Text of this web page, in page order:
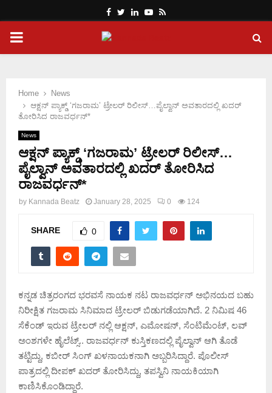
Facebook
Twitter
LinkedinYoutube
Rss
PRIMARY
Home
News
ಆಕ್ಷನ್ ಪ್ಯಾಕ್ಡ್ ‘ಗಜರಾಮ’ ಟ್ರೇಲರ್ ರಿಲೀಸ್…ಪೈಲ್ವಾನ್ ಅವತಾರದಲ್ಲಿ ಖದರ್
ತೋರಿಸಿದ ರಾಜವರ್ಧನ್*
News
ಆಕ್ಷನ್ ಪ್ಯಾಕ್ಡ್ ‘ಗಜರಾಮ’ ಟ್ರೇಲರ್ ರಿಲೀಸ್…
ಪೈಲ್ವಾನ್ ಅವತಾರದಲ್ಲಿ ಖದರ್ ತೋರಿಸಿದ
ರಾಜವರ್ಧನ್*
by Kannada Beatz January 28, 2025 0 124
SHARE 0
ಕನ್ನಡ ಚಿತ್ರರಂಗದ ಭರವಸೆ ನಾಯಕ ನಟ ರಾಜವರ್ಧನ್ ಅಭಿನಯದ ಬಹು
ನಿರೀಕ್ಷಿತ ಗಜರಾಮ ಸಿನಿಮಾದ ಟ್ರೇಲರ್ ಬಿಡುಗಡೆಯಾಗಿದೆ. 2 ನಿಮಿಷ 46
ಸೆಕೆಂಡ್ ಇರುವ ಟ್ರೇಲರ್ ನಲ್ಲಿ ಆಕ್ಷನ್, ಎಮೋಷನ್, ಸೆಂಟಿಮೆಂಟ್, ಲವ್
ಅಂಶಗಳೇ ಹೈಲೆಟ್ಸ್.. ರಾಜವರ್ಧನ್ ಕುಸ್ತಿಕಣದಲ್ಲಿ ಪೈಲ್ವಾನ್ ಆಗಿ ತೊಡೆ
ತಟ್ಟಿದ್ದು, ಕಬೀರ್ ಸಿಂಗ್ ಖಳನಾಯಕನಾಗಿ ಅಬ್ಬರಿಸಿದ್ದಾರೆ. ಪೊಲೀಸ್
ಪಾತ್ರದಲ್ಲಿ ದೀಪಕ್‌ ಖದರ್ ತೋರಿಸಿದ್ದು, ತಪಸ್ವಿನಿ ನಾಯಕಿಯಾಗಿ
ಕಾಣಿಸಿಕೊಂಡಿದ್ದಾರೆ.